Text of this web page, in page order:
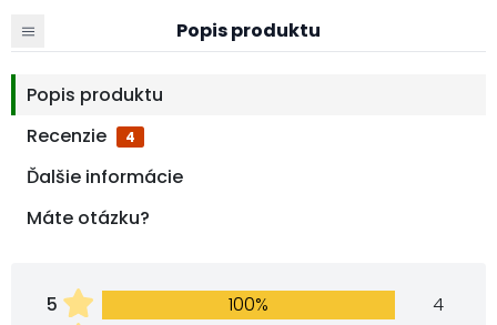
Popis produktu
Popis produktu
Recenzie
4
Ďalšie informácie
Máte otázku?
5 100%
4